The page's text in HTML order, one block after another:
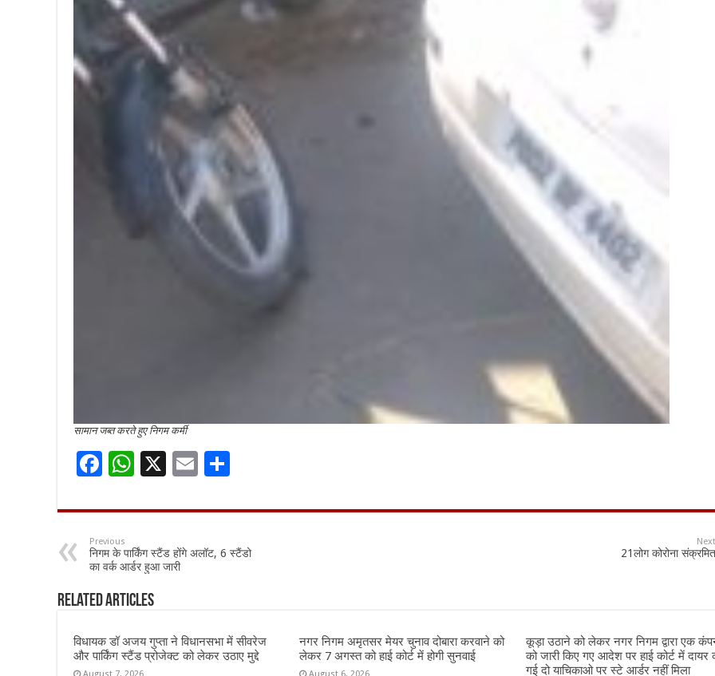
सामान जब्त करते हुए निगम कर्मी
F
e
b
o
o
W
at
sA
p
p
X
E
ai
l
ar
e
Previous
निगम के पार्किंग स्टैंड होंगे अलॉट, 6 स्टैंडो
का वर्क आर्डर हुआ जारी
Next
21लोग कोरोना संक्रमित
Related Articles
विधायक डॉ अजय गुप्ता ने विधानसभा में सीवरेज
और पार्किंग स्टैंड प्रोजेक्ट को लेकर उठाए मुद्दे
नगर निगम अमृतसर मेयर चुनाव दोबारा करवाने को
लेकर 7 अगस्त को हाई कोर्ट में होगी सुनवाई
कूड़ा उठाने को लेकर नगर निगम द्वारा एक
को जारी किए गए आदेश पर हाई कोर्ट में दायर
गई दो याचिकाओ पर स्टे आर्डर नहीं मिला